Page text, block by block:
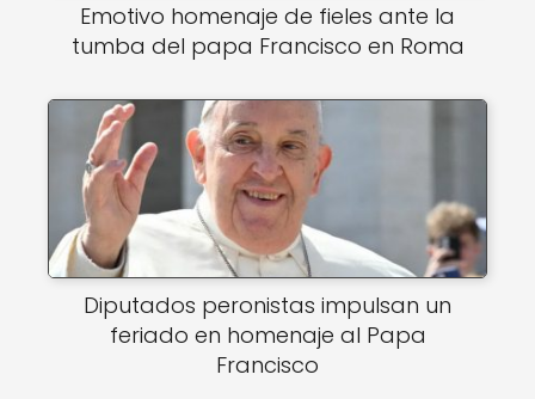
Emotivo homenaje de fieles ante la
tumba del papa Francisco en Roma
Diputados peronistas impulsan un
feriado en homenaje al Papa
Francisco